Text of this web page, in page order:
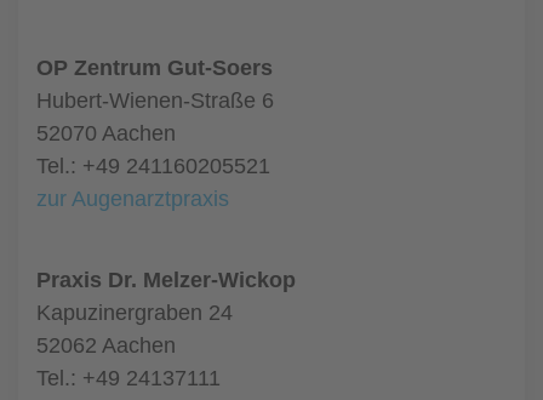
OP Zentrum Gut-Soers
Hubert-Wienen-Straße 6
52070 Aachen
Tel.: +49 241160205521
zur Augenarztpraxis
Praxis Dr. Melzer-Wickop
Kapuzinergraben 24
52062 Aachen
Tel.: +49 24137111